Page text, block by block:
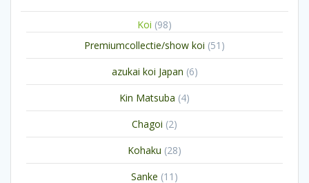
Koi 9898
producten
Premiumcollectie/show koi 51 51
producten
azukai koi Japan 66
producten
Kin Matsuba 44
producten
Chagoi 22
producten
Kohaku 2828
producten
Sanke 11 11